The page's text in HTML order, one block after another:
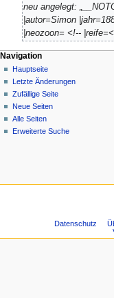
2022neu angelegt:
|autor=Simon
|neozoon= <!--
Navigation
Hauptseite
Letzte Änderungen
Zufällige Seite
Neue Seiten
Alle Seiten
Erweiterte Suche
Datenschutz